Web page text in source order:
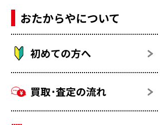
おたからやについて
初めての方へ
買取･査定の流れ